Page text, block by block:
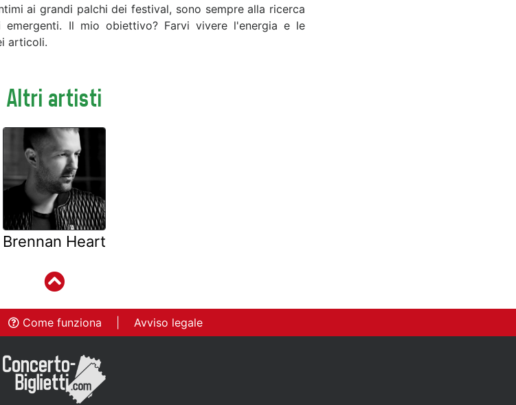
ai grandi palchi dei festival, sono sempre alla ricerca
Il mio obiettivo? Farvi vivere l'energia e le
articoli.
Altri artisti
Brennan Heart
Come funziona Avviso legale